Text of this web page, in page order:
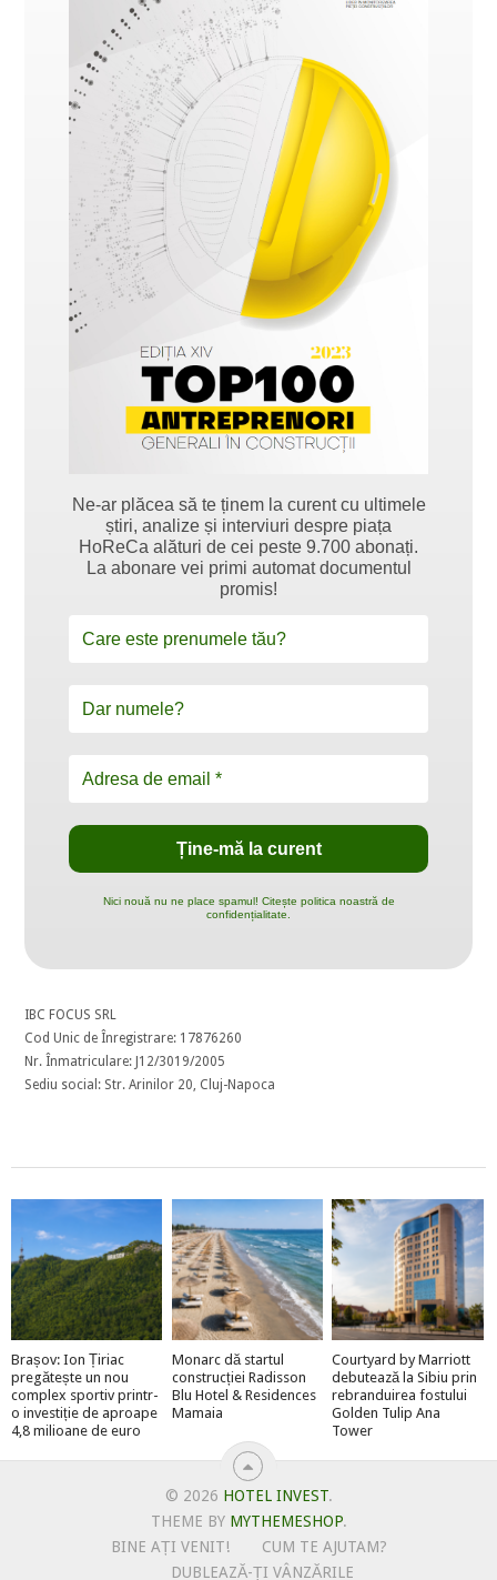
Ne-ar plăcea să te ținem la curent cu ultimele
știri, analize și interviuri despre piața
HoReCa alături de cei peste 9.700 abonați.
La abonare vei primi automat documentul
promis!
Nici nouă nu ne place spamul! Citește politica noastră de
confidențialitate.
IBC FOCUS SRL
Cod Unic de Înregistrare: 17876260
Nr. Înmatriculare: J12/3019/2005
Sediu social: Str. Arinilor 20, Cluj-Napoca
Brașov: Ion Țiriac
pregătește un nou
complex sportiv printr-
o investiție de aproape
4,8 milioane de euro
Monarc dă startul
construcției Radisson
Blu Hotel & Residences
Mamaia
Courtyard by Marriott
debutează la Sibiu prin
rebranduirea fostului
Golden Tulip Ana
Tower
© 2026 HOTEL INVEST.
THEME BY MYTHEMESHOP.
BINE AȚI VENIT!
CUM TE AJUTAM?
DUBLEAZĂ-ȚI VÂNZĂRILE